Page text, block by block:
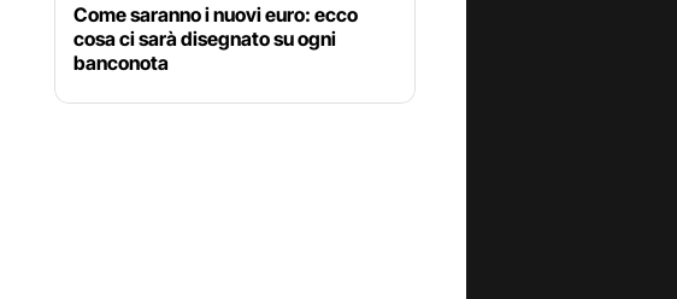
Come saranno i nuovi euro: ecco
cosa ci sarà disegnato su ogni
banconota